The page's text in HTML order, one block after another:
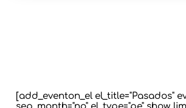
[add_eventon_el el_title="Pasados"